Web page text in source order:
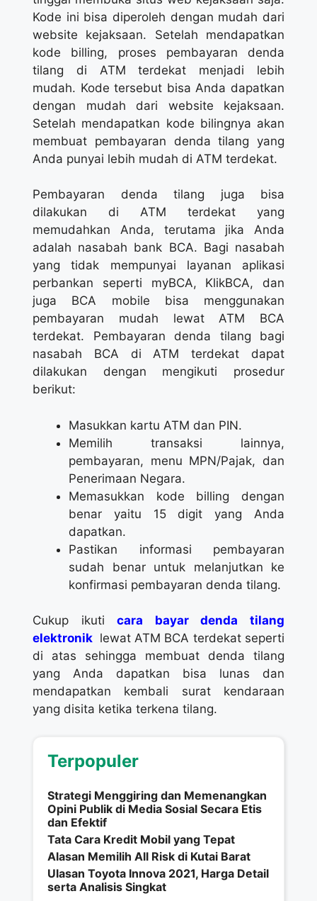
Kode ini bisa diperoleh dengan mudah dari
website kejaksaan. Setelah mendapatkan
kode billing, proses pembayaran denda
tilang di ATM terdekat menjadi lebih
mudah. Kode tersebut bisa Anda dapatkan
dengan mudah dari website kejaksaan.
Setelah mendapatkan kode bilingnya akan
membuat pembayaran denda tilang yang
Anda punyai lebih mudah di ATM terdekat.
Pembayaran denda tilang juga bisa
dilakukan di ATM terdekat yang
memudahkan Anda, terutama jika Anda
adalah nasabah bank BCA. Bagi nasabah
yang tidak mempunyai layanan aplikasi
perbankan seperti myBCA, KlikBCA, dan
juga BCA mobile bisa menggunakan
pembayaran mudah lewat ATM BCA
terdekat. Pembayaran denda tilang bagi
nasabah BCA di ATM terdekat dapat
dilakukan dengan mengikuti prosedur
berikut:
Masukkan kartu ATM dan PIN.
Memilih transaksi lainnya,
pembayaran, menu MPN/Pajak, dan
Penerimaan Negara.
Memasukkan kode billing dengan
benar yaitu 15 digit yang Anda
dapatkan.
Pastikan informasi pembayaran
sudah benar untuk melanjutkan ke
konfirmasi pembayaran denda tilang.
Cukup ikuticara bayar denda tilang
elektronik lewat ATM BCA terdekat seperti
di atas sehingga membuat denda tilang
yang Anda dapatkan bisa lunas dan
mendapatkan kembali surat kendaraan
yang disita ketika terkena tilang.
Terpopuler
Strategi Menggiring dan Memenangkan
Opini Publik di Media Sosial Secara Etis
dan Efektif
Tata Cara Kredit Mobil yang Tepat
Alasan Memilih All Risk di Kutai Barat
Ulasan Toyota Innova 2021, Harga Detail
serta Analisis Singkat